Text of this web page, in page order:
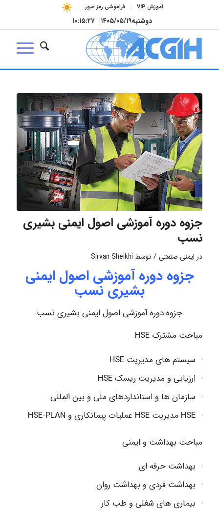
آموزش VIP فراموشی رمز عبور
دوشنبه۱۴۰۵/۰۵/۱۹| ۱۰:۱۵:۲۸
جزوه دوره آموزشی اصول ایمنی بشیری
نسب
در ایمنی صنعتی / توسط Sirvan Sheikhi
جزوه دوره آموزشی اصول ایمنی
بشیری نسب
جزوه دوره آموزشی اصول ایمنی بشیری نسب
مباحث مشترک HSE
سیستم های مدیریت HSE
ارزیابی و مدیریت ریسک HSE
سازمان ها و استانداردهای ملی و بین المللی
HSE مدیریت HSE عملیات پیمانکاری و HSE-PLAN
مباحث بهداشت و ایمنی
بهداشت حرفه ای
بهداشت فردی و بهداشت روان
بیماری های شغلی و طب کار